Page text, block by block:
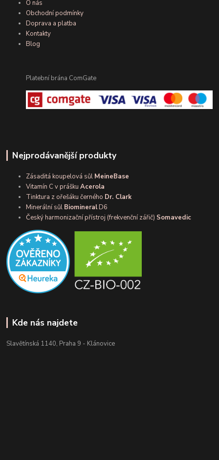
O nás
Obchodní podmínky
Doprava a platba
Kontakty
Blog
Platební brána ComGate
Nejprodávanější produkty
Zásaditá koupelová sůl MeineBase
Vitamín C v práškuAcerola
Tinktura z ořešáku černého Dr. Clark
Minerální sůl BiomineralD6
Český harmonizační přístroj (frekvenční zářič) Somavedic
Kde nás najdete
Slavětínská 1140, Praha 9 - Klánovice